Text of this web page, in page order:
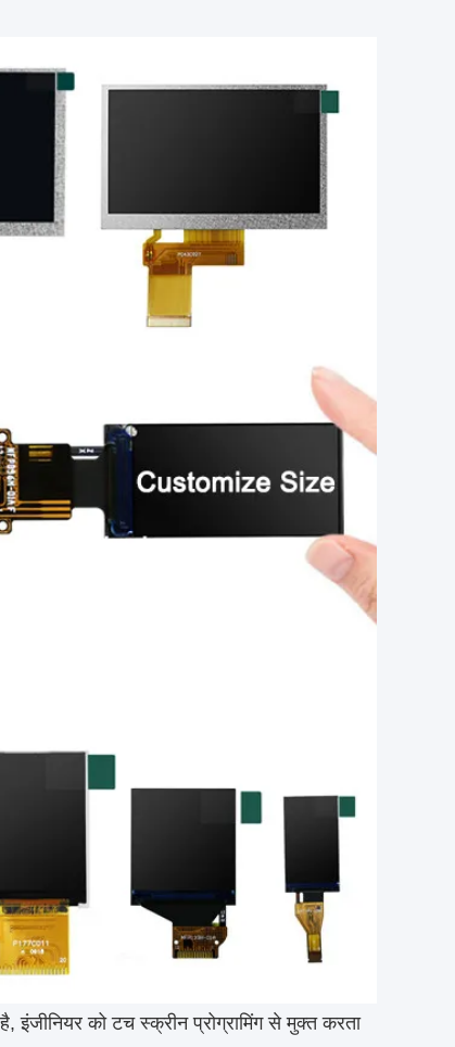
इंजीनियर को टच स्क्रीन प्रोग्रामिंग से मुक्त करता